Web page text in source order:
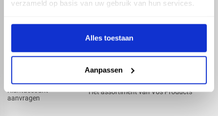
verzameld op basis van uw gebruik van hun services.
Alles toestaan
Aanpassen
Drukleiding
Beregening
Dak en gevel
Kennisbank
Klantaccount
aanvragen
PRODUCTCATALOGUS 2026
Het assortiment van Vos Products